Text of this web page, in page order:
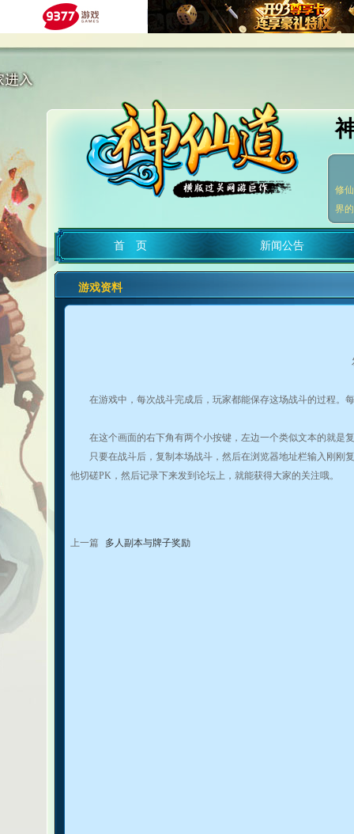
修
界
首 页 新闻公告
游戏资料
在游戏中，每次战斗完成后，玩家都能保存这场战斗的过程。
在这个画面的右下角有两个小按键，左边一个类似文本的就是
只要在战斗后，复制本场战斗，然后在浏览器地址栏输入刚刚
他切磋PK，然后记录下来发到论坛上，就能获得大家的关注哦。
上一篇 多人副本与牌子奖励